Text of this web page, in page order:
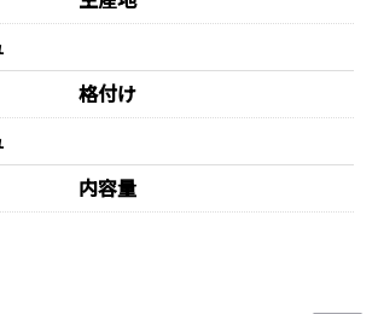
格付け
内容量